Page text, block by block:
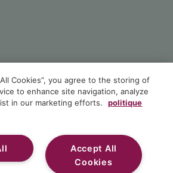
S'ABONNER
Cookies”, you agree to the storing of
to enhance site navigation, analyze
in our marketing efforts.
politique
Accept All
Cookies